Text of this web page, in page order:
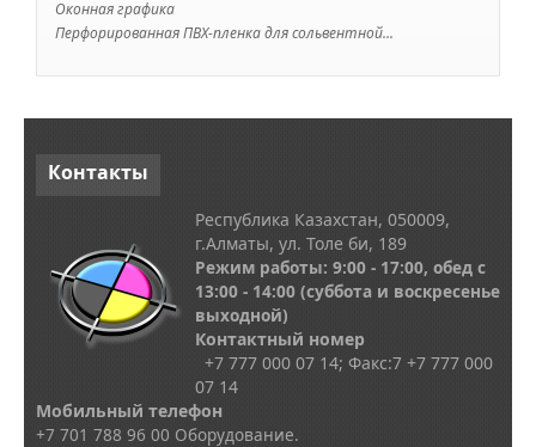
Оконная графика
Перфорированная ПВХ-пленка для сольвентной...
Контакты
Республика Казахстан, 050009,
г.Алматы, ул. Толе би, 189
Режим работы: 9:00 - 17:00, обед с
13:00 - 14:00 (суббота и воскресенье
выходной)
Контактный номер
+7 777 000 07 14; Факс:7 +7 777 000
07 14
Мобильный телефон
+7 701 788 96 00 Оборудование.